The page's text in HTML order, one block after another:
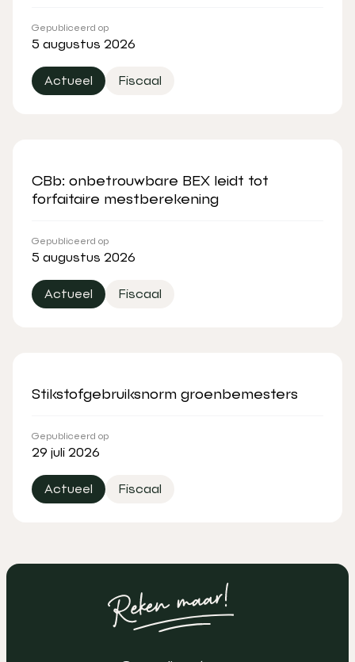
Gepubliceerd op
5 augustus 2026
Actueel Fiscaal
CBb: onbetrouwbare BEX leidt tot
forfaitaire mestberekening
Gepubliceerd op
5 augustus 2026
Actueel Fiscaal
Stikstofgebruiksnorm groenbemesters
Gepubliceerd op
29 juli 2026
Actueel Fiscaal